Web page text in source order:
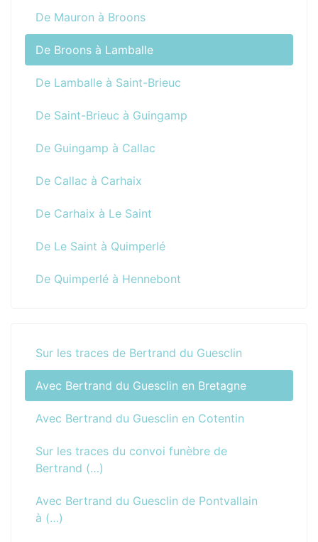
De Mauron à Broons
De Broons à Lamballe
De Lamballe à Saint-Brieuc
De Saint-Brieuc à Guingamp
De Guingamp à Callac
De Callac à Carhaix
De Carhaix à Le Saint
De Le Saint à Quimperlé
De Quimperlé à Hennebont
Sur les traces de Bertrand du Guesclin
Avec Bertrand du Guesclin en Bretagne
Avec Bertrand du Guesclin en Cotentin
Sur les traces du convoi funèbre de
Bertrand (…)
Avec Bertrand du Guesclin de Pontvallain
à (…)